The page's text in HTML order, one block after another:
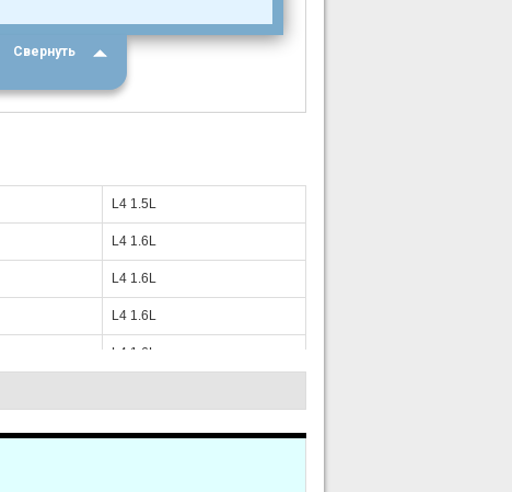
Свернуть
L4 1.5L
L4 1.6L
L4 1.6L
L4 1.6L
L4 1.6L